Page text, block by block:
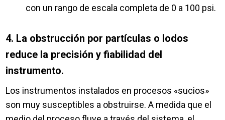
con un rango de escala completa de 0 a 100 psi.
4. La obstrucción por partículas o lodos
reduce la precisión y fiabilidad del
instrumento.
Los instrumentos instalados en procesos «sucios»
son muy susceptibles a obstruirse. A medida que el